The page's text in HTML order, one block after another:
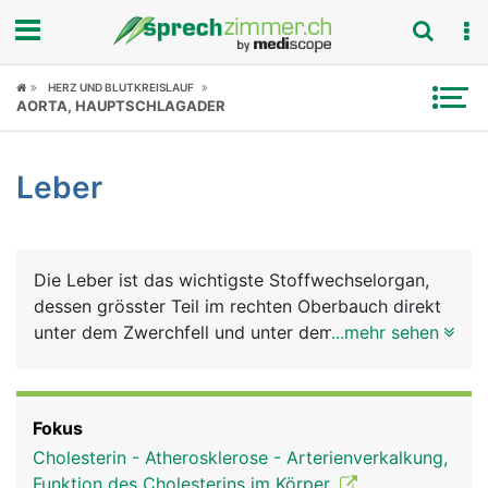
Fokus
Symptome
News
Rubriken
HERZ UND BLUTKREISLAUF
AORTA, HAUPTSCHLAGADER
Leber
Die Leber ist das wichtigste Stoffwechselorgan,
dessen grösster Teil im rechten Oberbauch direkt
unter dem Zwerchfell und unter dem rechten
(Hepatozyten). Die Leber erfüllt viele
lebenswichtige Aufgaben: Sie ist gleichzeitig
...mehr sehen
Fokus
Cholesterin - Atherosklerose - Arterienverkalkung,
Funktion des Cholesterins im Körper